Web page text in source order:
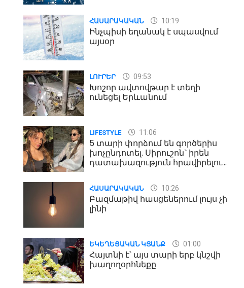
ՀԱՍԱՐԱԿԱԿԱՆ 10:19
Ինչպիսի եղանակ է սպասվում
այսօր
ԼՈՒՐԵՐ 09:53
Խոշոր ավտովթար է տեղի
ունեցել Երևանում
LIFESTYLE 11:06
5 տարի փորձում են գործերիս
խոչընդոտել. Սիրուշոն` իրեն
դատախազություն հրավիրելու
ՀԱՍԱՐԱԿԱԿԱՆ 10:26
Բազմաթիվ հասցեներում լույս չի
լինի
ԵԿԵՂԵՑԱԿԱՆ ԿՅԱՆՔ 01:00
Հայտնի է՝ այս տարի երբ կնշվի
խաղողօրհնեքը